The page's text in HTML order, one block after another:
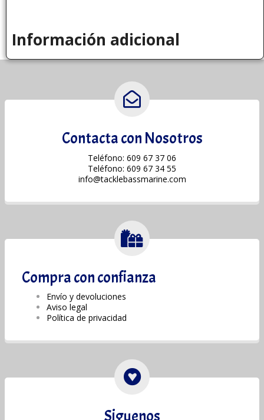
Información adicional
Contacta con Nosotros
Teléfono: 609 67 37 06
Teléfono: 609 67 34 55
info@tacklebassmarine.com
Compra con confianza
Envío y devoluciones
Aviso legal
Política de privacidad